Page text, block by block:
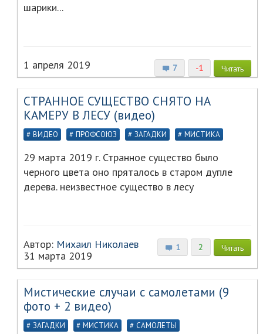
шарики...
7 -1 Читать
1 апреля 2019
СТРАННОЕ СУЩЕСТВО СНЯТО НА
КАМЕРУ В ЛЕСУ (видео)
ВИДЕО ПРОФСОЮЗ ЗАГАДКИ МИСТИКА
29 марта 2019 г. Странное существо было
черного цвета оно пряталось в старом дупле
дерева. неизвестное существо в лесу
1 2 Читать
Автор: Михаил Николаев
31 марта 2019
Мистические случаи с самолетами (9
фото + 2 видео)
ЗАГАДКИ МИСТИКА САМОЛЕТЫ